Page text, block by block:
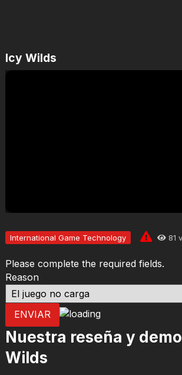
Icy Wilds
International Game Technology 81
Please complete the required fields.
Reason
ENVIAR
Nuestra reseña y
Wilds